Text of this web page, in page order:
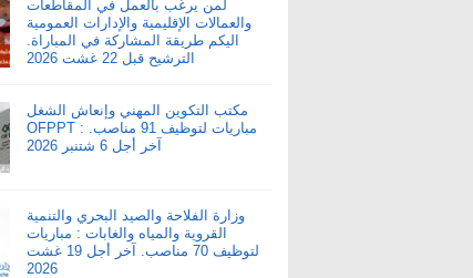
لمن يرغب بالعمل في المقاطعات
والعمالات الإقليمية والإدارات العمومية
اليكم طريقة المشاركة في المباراة.
الترشيح قبل 22 غشت 2026
مكتب التكوين المهني وإنعاش الشغل
OFPPT : مباريات لتوظيف 91 مناصب.
آخر أجل 6 شتنبر 2026
وزارة الفلاحة والصيد البحري والتنمية
القروية والمياه والغابات : مباريات
لتوظيف 70 مناصب. آخر أجل 19 غشت
2026